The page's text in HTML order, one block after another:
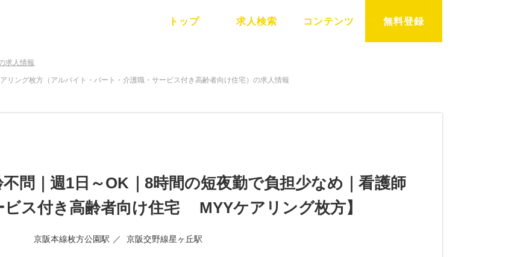
トップ 求人検索 コンテンツ 無料登録
求人情報
リング枚方（アルバイト・パート・介護職・サービス付き高齢者向け住宅）の求人情報
問｜週1日～OK｜8時間の短夜勤で負担少なめ｜看護師
ビス付き高齢者向け住宅 MYYケアリング枚方】
京阪本線枚方公園駅 京阪交野線星ヶ丘駅